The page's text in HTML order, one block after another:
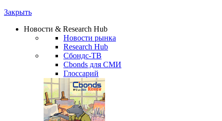
Закрыть
Новости & Research Hub
Новости рынка
Research Hub
Сбондс-ТВ
Cbonds для СМИ
Глоссарий